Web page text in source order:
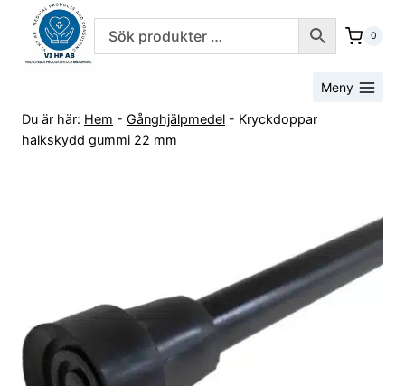
content
0
Meny
Du är här: Hem - Gånghjälpmedel - Kryckdoppar
halkskydd gummi 22 mm